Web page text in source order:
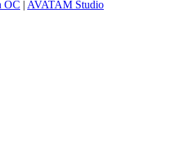
OC | AVATAM Studio